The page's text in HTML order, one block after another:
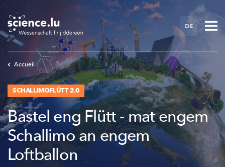
Skip
main
content
DE
Accueil
SCHALLIMOFLÜTT 2.0
Bastel eng Flütt - mat engem
Schallimo an engem
Loftballon